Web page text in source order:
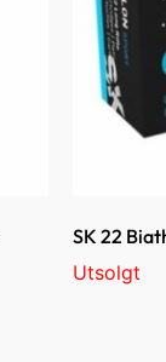
SK 22
Utsolgt